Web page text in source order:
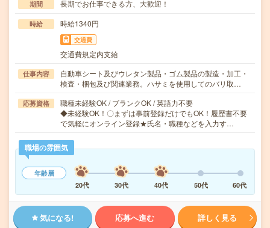
期間 長期でお仕事できる方、大歓迎！
時給 時給1340円
交通費
交通費規定内支給
仕事内容
自動車シート及びウレタン製品・ゴム製品の製造・加工・
検査・梱包及び関連業務。ハサミを使用してのバリ取…
応募資格
職種未経験OK / ブランクOK / 英語力不要
◆未経験OK！〇まずは事前登録だけでもOK！履歴書不要
で気軽にオンライン登録★氏名・職種などを入力す…
職場の雰囲気
年齢層
20代
30代 40代 50代 60代
気になる! 応募へ進む 詳しく見る